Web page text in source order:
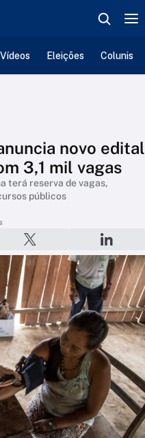
Vídeos Eleições
novo edital
3,1 mil vagas
terá reserva de vagas,
públicos